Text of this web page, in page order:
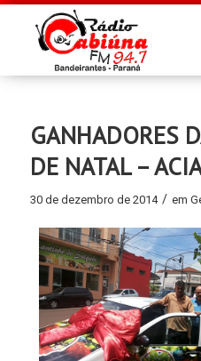
GANHADORES
DE NATAL –
30 de dezembro de 2014 / em